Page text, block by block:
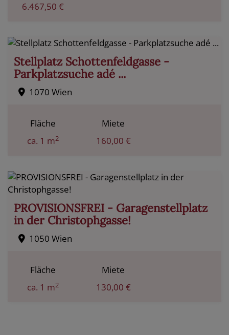
6.467,50 €
Stellplatz Schottenfeldgasse -
Parkplatzsuche adé ...
1070 Wien
Fläche
ca. 1 m2
Miete
160,00 €
PROVISIONSFREI - Garagenstellplatz
in der Christophgasse!
1050 Wien
Fläche
ca. 1 m2
Miete
130,00 €